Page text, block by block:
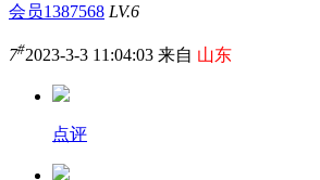
会员1387568 LV.6
7#2023-3-3 11:04:03 来自 山东
点评